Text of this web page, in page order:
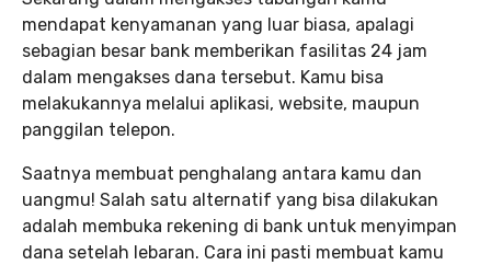
mendapat kenyamanan yang luar biasa, apalagi
sebagian besar bank memberikan fasilitas 24 jam
dalam mengakses dana tersebut. Kamu bisa
melakukannya melalui aplikasi, website, maupun
panggilan telepon.
Saatnya membuat penghalang antara kamu dan
uangmu! Salah satu alternatif yang bisa dilakukan
adalah membuka rekening di bank untuk menyimpan
dana setelah lebaran. Cara ini pasti membuat kamu